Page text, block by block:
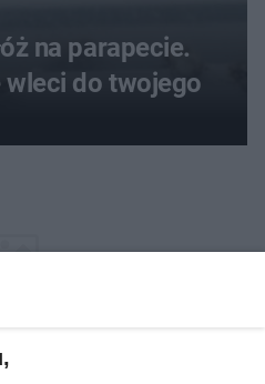
na parapecie.
wleci do twojego